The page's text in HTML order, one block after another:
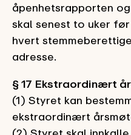
åpenhetsrapporten
skal senest to uker
hvert
adresse.
§ 17 Ekstraordinært
(1) Styret kan
ekstraordinært